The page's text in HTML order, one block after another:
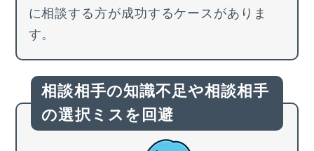
に相談する方が成功するケースがありま
す。
相談相手の知識不足や相談相手
の選択ミスを回避